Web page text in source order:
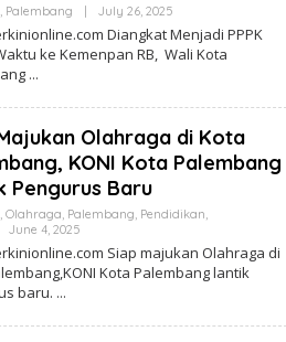
, Palembang July 26, 2025
Y
R
E
K
A
R
Diangkat Menjadi PPPK
ke Kemenpan RB, Wali Kota
Olahraga di Kota
KONI Kota Palembang
Pengurus Baru
, Olahraga, Palembang, Pendidikan,
June 4, 2025
R
E
K
Siap majukan Olahraga di
Kota Palembang lantik
baru.